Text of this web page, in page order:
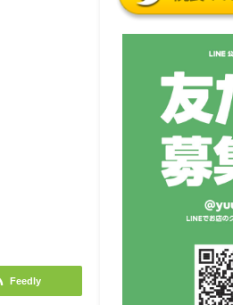
Feedly